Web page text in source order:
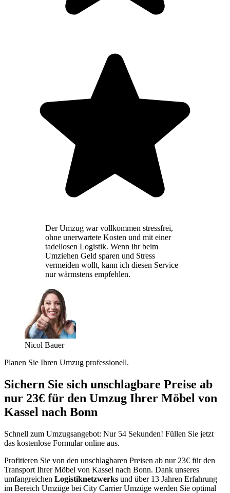
Der Umzug war vollkommen stressfrei,
ohne unerwartete Kosten und mit einer
tadellosen Logistik. Wenn ihr beim
Umziehen Geld sparen und Stress
vermeiden wollt, kann ich diesen Service
nur wärmstens empfehlen.
Nicol Bauer
Planen Sie Ihren Umzug professionell.
Sichern Sie sich unschlagbare Preise ab
nur 23€ für den Umzug Ihrer Möbel von
Kassel nach Bonn
Schnell zum Umzugsangebot: Nur 54 Sekunden! Füllen Sie jetzt
das kostenlose Formular online aus.
Profitieren Sie von den unschlagbaren Preisen ab nur 23€ für den
Transport Ihrer Möbel von Kassel nach Bonn. Dank unseres
umfangreichen Logistiknetzwerks und über 13 Jahren Erfahrung
im Bereich Umzüge bei City Carrier Umzüge werden Sie optimal